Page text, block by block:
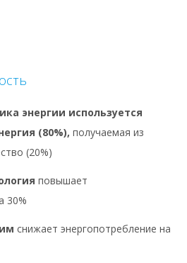
энергии используется
(80%), получаемая из
(20%)
повышает
30%
снижает энергопотребление на